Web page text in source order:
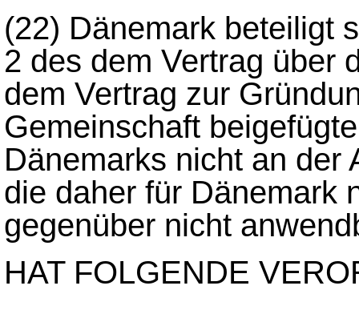
(22) Dänemark beteiligt
2 des dem Vertrag über
dem Vertrag zur
Gemeinschaft
Dänemarks nicht an der
die daher für Dänemark
gegenüber nicht
HAT FOLGENDE